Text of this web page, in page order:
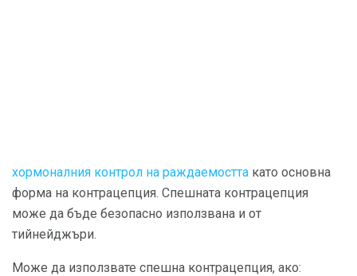
хормоналния контрол на раждаемостта като основна
форма на контрацепция. Спешната контрацепция
може да бъде безопасно използвана и от
тийнейджъри.
Може да използвате спешна контрацепция, ако: